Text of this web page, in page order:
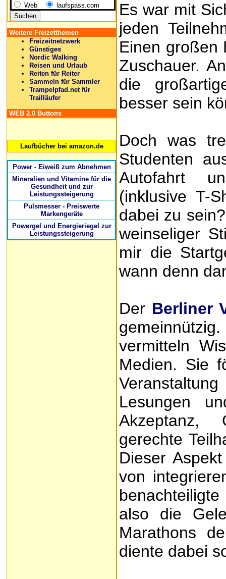
Web laufspass.com
Weitere Freizetthemen
Freizeitnetzwerk
Günstiges
Nordic Walking
Reisen und Urlaub
Reiten für Reiter
Sammeln für Sammler
Trampelpfad.net für
Trailläufer
WEB 2.0 Buttons
Laufbücher bei amazon.de
Power - Eiweiß zum Abnehmen
Mineralien und Vitamine für die
Gesundheit und zur
Leistungssteigerung
Pulsmesser - Preiswerte
Markengeräte
Powergel und Energieriegel zur
Leistungssteigerung
Es war mit
jeden
Einen großen
Zuschauer.
die
besser sein
Doch was
Studenten
Autofahrt
(inklusive T-
dabei zu
weinseliger
mir die
wann denn
Der Berliner
vermitteln
Medien. Sie
Lesungen
Akzeptanz,
gerechte
Dieser
von
also die
Marathons
diente dabei